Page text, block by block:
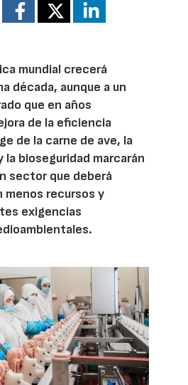
mundial crecerá
década, aunque a un
que en años
de la eficiencia
de la carne de ave, la
bioseguridad marcarán
sector que deberá
menos recursos y
exigencias